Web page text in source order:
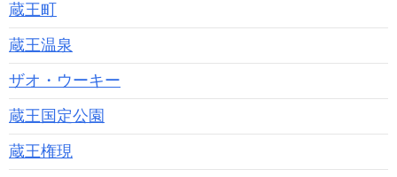
蔵王町
蔵王温泉
ザオ・ウーキー
蔵王国定公園
蔵王権現